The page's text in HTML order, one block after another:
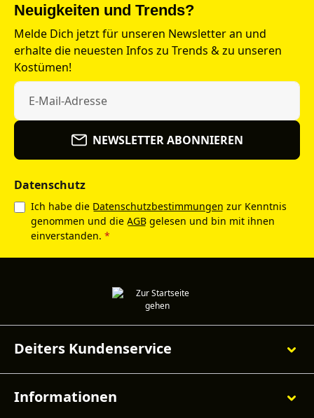
Neuigkeiten und Trends?
Melde Dich jetzt für unseren Newsletter an und
erhalte die neuesten Infos zu Trends & zu unseren
Kostümen!
NEWSLETTER ABONNIEREN
Datenschutz
Ich habe die Datenschutzbestimmungen zur Kenntnis
genommen und die AGB gelesen und bin mit ihnen
einverstanden. *
Deiters Kundenservice
Informationen